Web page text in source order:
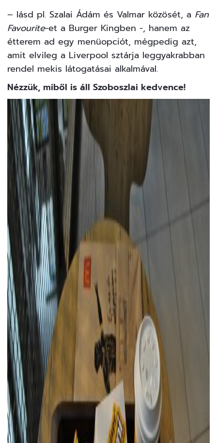
– lásd pl. Szalai Ádám és Valmar közösét, a Fan
Favourite-et a Burger Kingben -, hanem az
étterem ad egy menüopciót, mégpedig azt,
amit elvileg a Liverpool sztárja leggyakrabban
rendel mekis látogatásai alkalmával.
Nézzük, miből is áll Szoboszlai kedvence!